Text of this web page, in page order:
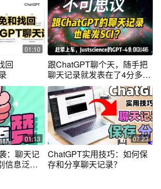
01:10
回
00:46
跟ChatGPT聊个天，随手把
聊天记录就发表在了4分多的
期刊
01:13
：聊天记
信息泛
07:23
ChatGPT实用技巧：如何保
存和分享聊天记录？